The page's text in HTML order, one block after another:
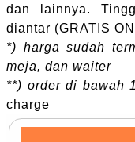
dan lainnya.
diantar (GRATIS
*) harga sudah
meja, dan waiter
**) order di bawah
charge